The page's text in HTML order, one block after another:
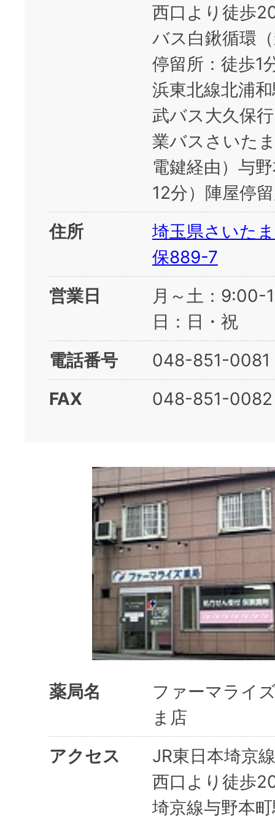
西口より徒歩
バス白鍬循環
停留所：徒歩
浜東北線北浦
武バス大久保
業バスさいた
電鍵経由）与
12分）陣屋停
住所
埼玉県さいた
保889-7
営業日
月～土：
日：日・祝
電話番号
048-851-0081
FAX
048-851-0082
薬局名
ファーマライ
ま店
アクセス
JR東日本埼京
西口より徒歩
埼京線与野本